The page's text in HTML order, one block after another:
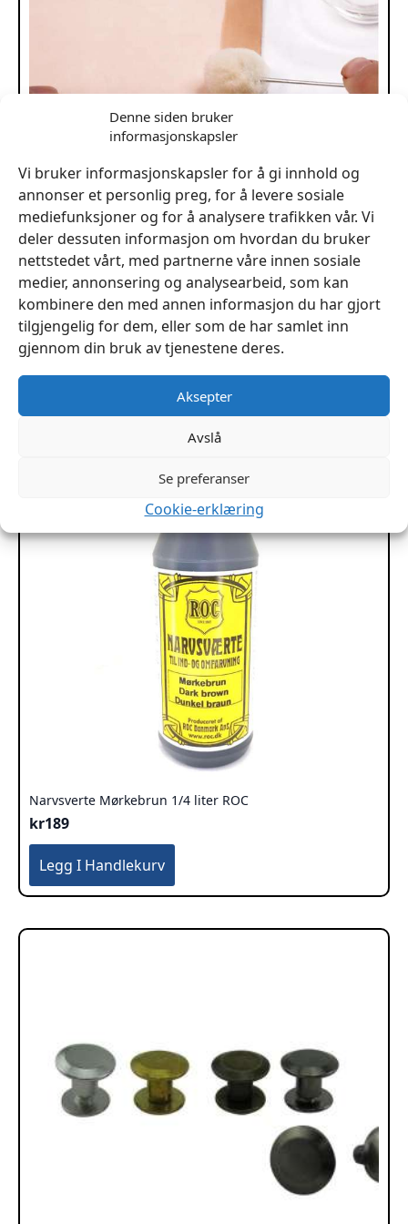
Denne siden bruker
informasjonskapsler
Vi bruker informasjonskapsler for å gi innhold og
annonser et personlig preg, for å levere sosiale
mediefunksjoner og for å analysere trafikken vår. Vi
deler dessuten informasjon om hvordan du bruker
nettstedet vårt, med partnerne våre innen sosiale
medier, annonsering og analysearbeid, som kan
kombinere den med annen informasjon du har gjort
tilgjengelig for dem, eller som de har samlet inn
gjennom din bruk av tjenestene deres.
Aksepter
Avslå
Se preferanser
Cookie-erklæring
Ullpensel 20mm Farge Skinn Kanter Narvsværte 1stk
kr7
Legg I Handlekurv
Narvsverte Mørkebrun 1/4 liter ROC
kr189
Legg I Handlekurv